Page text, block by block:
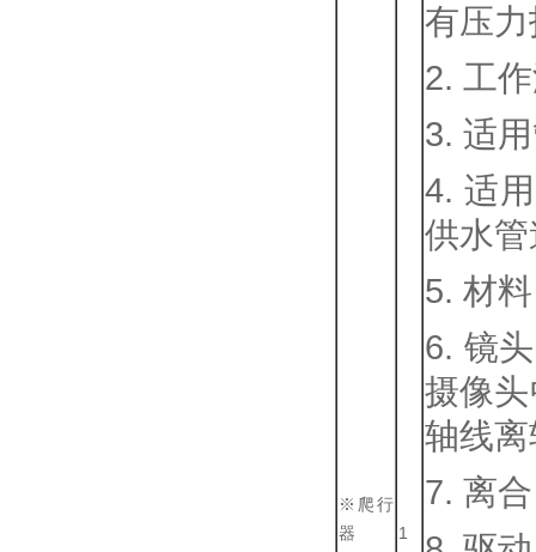
※爬行
器
1
有压
2. 工
3. 适
4. 适
供水
5. 材
6. 镜
摄像
轴线
7. 离